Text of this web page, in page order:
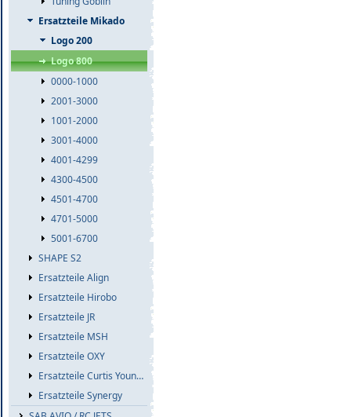
Ersatzteile Mikado
Logo 200
Logo 800
0000-1000
2001-3000
1001-2000
3001-4000
4001-4299
4300-4500
4501-4700
4701-5000
5001-6700
SHAPE S2
Ersatzteile Align
Ersatzteile Hirobo
Ersatzteile JR
Ersatzteile MSH
Ersatzteile OXY
Ersatzteile Curtis Youngblood
Ersatzteile Synergy